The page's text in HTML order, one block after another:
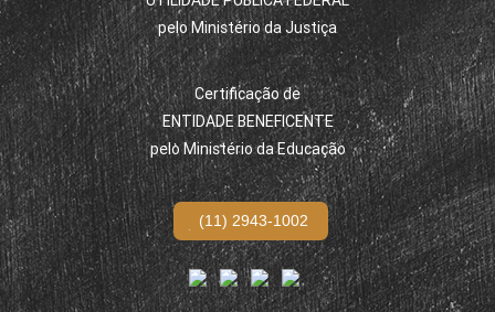
pelo Ministério da Justiça
Certificação de
ENTIDADE BENEFICENTE
pelo Ministério da Educação
(11) 2943-1002